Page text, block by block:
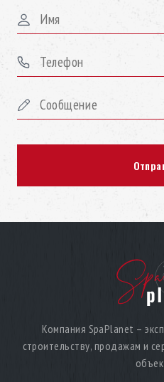
Компания SpaPlanet –
строительству, продажам и